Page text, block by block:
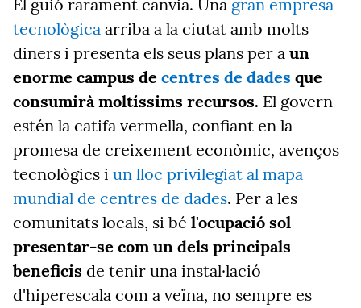
El guió rarament canvia. Una gran empresa
tecnològica arriba a la ciutat amb molts
diners i presenta els seus plans per a un
enorme campus de centres de dades que
consumirà moltíssims recursos. El govern
estén la catifa vermella, confiant en la
promesa de creixement econòmic, avenços
tecnològics i un lloc privilegiat al mapa
mundial de centres de dades. Per a les
comunitats locals, si bé l'ocupació sol
presentar-se com un dels principals
beneficis de tenir una instal·lació
d'hiperescala com a veïna, no sempre es